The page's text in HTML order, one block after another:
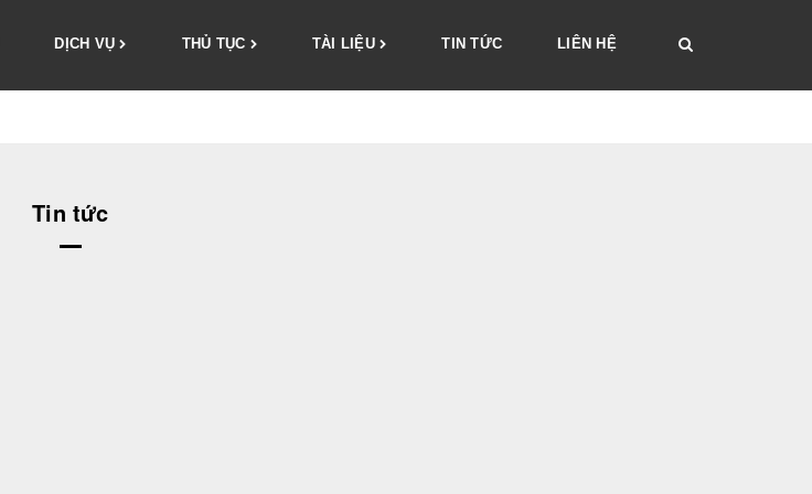
DỊCH VỤ THỦ TỤC TÀI LIỆU TIN TỨC LIÊN HỆ
Tin tức